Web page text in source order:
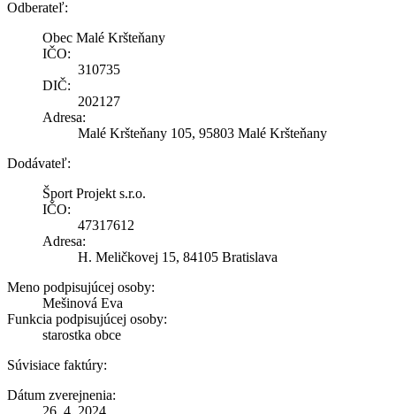
Odberateľ:
Obec Malé Kršteňany
IČO:
310735
DIČ:
202127
Adresa:
Malé Kršteňany 105, 95803 Malé Kršteňany
Dodávateľ:
Šport Projekt s.r.o.
IČO:
47317612
Adresa:
H. Meličkovej 15, 84105 Bratislava
Meno podpisujúcej osoby:
Mešinová Eva
Funkcia podpisujúcej osoby:
starostka obce
Súvisiace faktúry:
Dátum zverejnenia:
26. 4. 2024